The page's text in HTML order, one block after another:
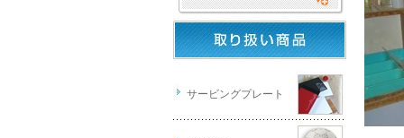
サービングプレート